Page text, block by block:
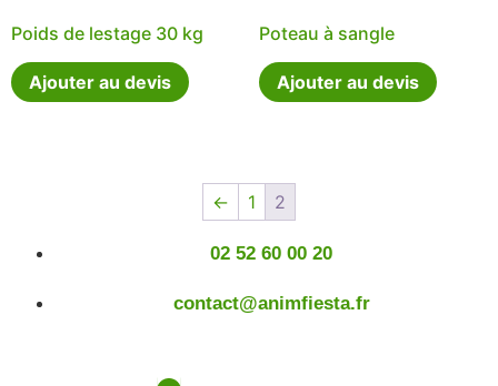
Poids de lestage 30 kg
Ajouter au devis
Poteau à sangle
Ajouter au devis
← 1 2
02 52 60 00 20
contact@animfiesta.fr